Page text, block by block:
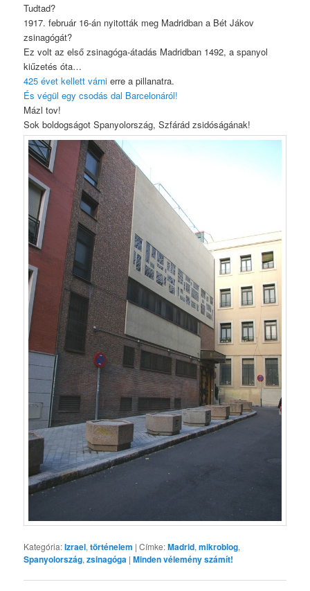
Tudtad?
1917. február 16-án nyitották meg Madridban a Bét Jákov
zsinagógát?
Ez volt az első zsinagóga-átadás Madridban 1492, a spanyol
kiűzetés óta…
425 évet kellett várni erre a pillanatra.
És végül egy csodás dal Barcelonáról!
Mázl tov!
Sok boldogságot Spanyolország, Szfárád zsidóságának!
Kategória:Izrael,történelem |Címke:Madrid,mikroblog,
Spanyolország,zsinagóga |Minden vélemény számít!